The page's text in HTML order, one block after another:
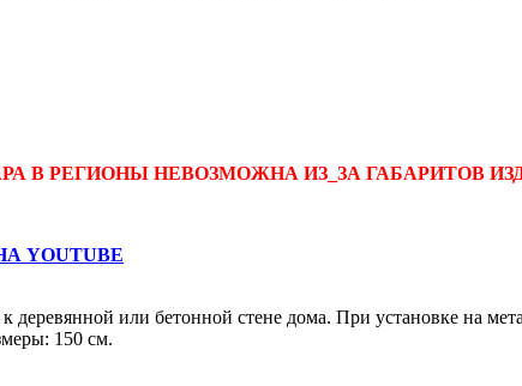
В РЕГИОНЫ НЕВОЗМОЖНА ИЗ_ЗА ГАБАРИТОВ
YOUTUBE
деревянной или бетонной стене дома. При установке на
150 см.